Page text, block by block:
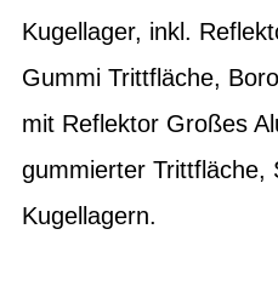
Kugellager, inkl.
Gummi Trittfläche,
mit Reflektor Großes
gummierter Trittfläche,
Kugellagern.